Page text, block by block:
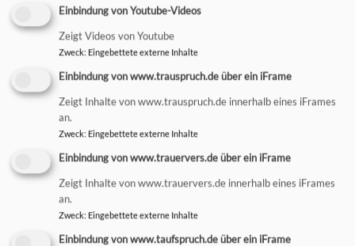
Jeden 1. und 3. Freitag im Monat um 18 Uhr an der
Friedensglocke auf dem St.-Mang-Platz
GEMEINDEBRIEF
Einbindung von Youtube-Videos
Zeigt Videos von Youtube
Zweck: Eingebettete externe Inhalte
Einbindung von www.trauspruch.de über ein iFrame
Zeigt Inhalte von www.trauspruch.de innerhalb eines iFrames
an.
Zweck: Eingebettete externe Inhalte
Einbindung von www.trauervers.de über ein iFrame
Zeigt Inhalte von www.trauervers.de innerhalb eines iFrames
an.
Zweck: Eingebettete externe Inhalte
Einbindung von www.taufspruch.de über ein iFrame